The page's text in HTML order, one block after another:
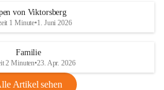
von Viktorsberg
1 Minute•1. Juni 2026
Familie
2 Minuten•23. Apr. 2026
Artikel sehen